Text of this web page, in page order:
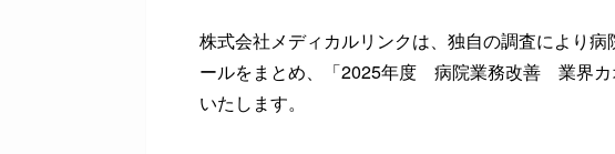
株式会社メディカルリンクは、独自の調査により
ールをまとめ、「2025年度 病院業務改善 業界カ
いたします。